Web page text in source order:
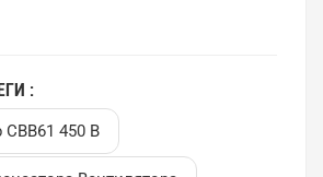
:
450 В